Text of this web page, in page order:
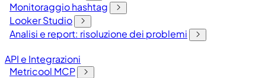
Monitoraggio hashtag
Looker Studio
Analisi e report: risoluzione dei problemi
API e Integrazioni
Metricool MCP